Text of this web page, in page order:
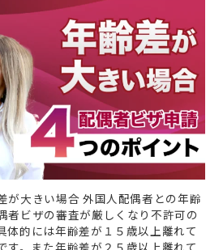
が大きい場合 外国人配偶者との年齢
者ビザの審査が厳しくなり不許可の
体的には年齢差が１５歳以上離れて
す。また年齢差が２５歳以上離れて